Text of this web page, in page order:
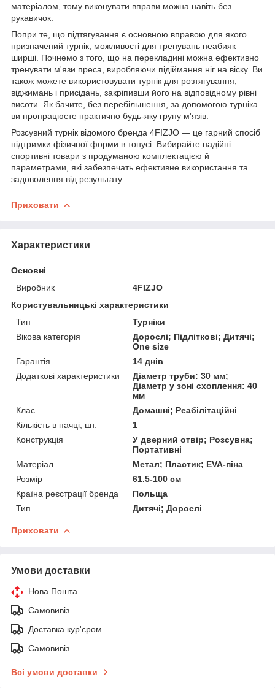
матеріалом, тому виконувати вправи можна навіть без
рукавичок.
Попри те, що підтягування є основною вправою для якого
призначений турнік, можливості для тренувань неабияк
ширші. Почнемо з того, що на перекладині можна ефективно
тренувати м'язи преса, виробляючи підіймання ніг на віску. Ви
також можете використовувати турнік для розтягування,
віджимань і присідань, закріпивши його на відповідному рівні
висоти. Як бачите, без перебільшення, за допомогою турніка
ви пропрацюєте практично будь-яку групу м'язів.
Розсувний турнік відомого бренда 4FIZJO — це гарний спосіб
підтримки фізичної форми в тонусі. Вибирайте надійні
спортивні товари з продуманою комплектацією й
параметрами, які забезпечать ефективне використання та
задоволення від результату.
Приховати
Характеристики
Основні
Виробник
4FIZJO
Користувальницькі характеристики
Тип
Турніки
Вікова категорія
Дорослі; Підліткові; Дитячі;
One size
Гарантія
14 днів
Додаткові характеристики
Діаметр труби: 30 мм;
Діаметр у зоні схоплення: 40
мм
Клас
Домашні; Реабілітаційні
Кількість в пачці, шт.
1
Конструкція
У дверний отвір; Розсувна;
Портативні
Матеріал
Метал; Пластик; EVA-піна
Розмір
61.5-100 см
Країна реєстрації бренда
Польща
Тип
Дитячі; Дорослі
Приховати
Умови доставки
Нова Пошта
Самовивіз
Доставка кур'єром
Самовивіз
Всі умови доставки